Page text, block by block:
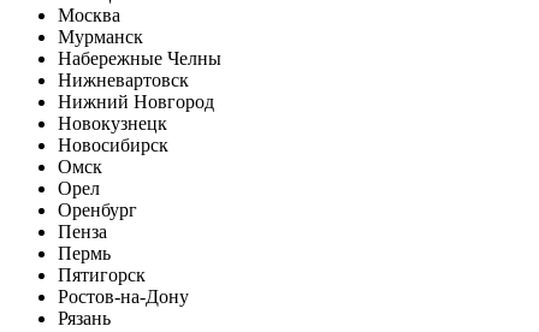
Москва
Мурманск
Набережные Челны
Нижневартовск
Нижний Новгород
Новокузнецк
Новосибирск
Омск
Орел
Оренбург
Пенза
Пермь
Пятигорск
Ростов-на-Дону
Рязань